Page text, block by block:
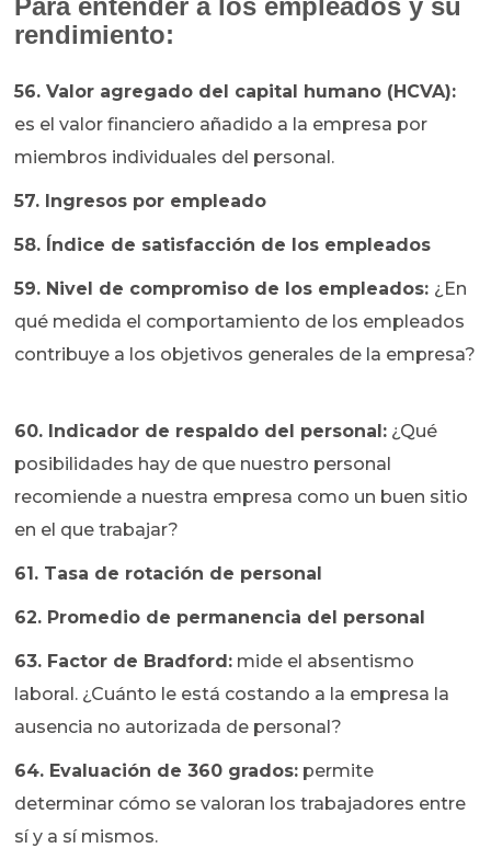
rendimiento:
56. Valor agregado del capital humano (HCVA):
es el valor financiero añadido a la empresa por
miembros individuales del personal.
57. Ingresos por empleado
58. Índice de satisfacción de los empleados
59. Nivel de compromiso de los empleados: ¿En
qué medida el comportamiento de los empleados
contribuye a los objetivos generales de la empresa?
60. Indicador de respaldo del personal: ¿Qué
posibilidades hay de que nuestro personal
recomiende a nuestra empresa como un buen sitio
en el que trabajar?
61. Tasa de rotación de personal
62. Promedio de permanencia del personal
63. Factor de Bradford: mide el absentismo
laboral. ¿Cuánto le está costando a la empresa la
ausencia no autorizada de personal?
64. Evaluación de 360 grados: permite
determinar cómo se valoran los trabajadores entre
sí y a sí mismos.